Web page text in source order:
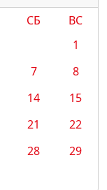
СБ
ВС
1
7
8
14
15
21
22
28
29